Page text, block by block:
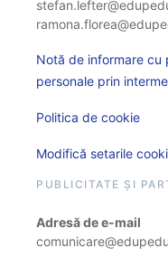
Notă de informare cu
personale prin
Politica de cookie
Modifică setarile
PUBLICITATE ȘI
Adresă de e-mail